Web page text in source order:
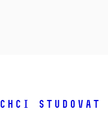
CHCI STUDOVAT